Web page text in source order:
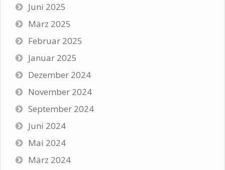
Juni 2025
März 2025
Februar 2025
Januar 2025
Dezember 2024
November 2024
September 2024
Juni 2024
Mai 2024
März 2024